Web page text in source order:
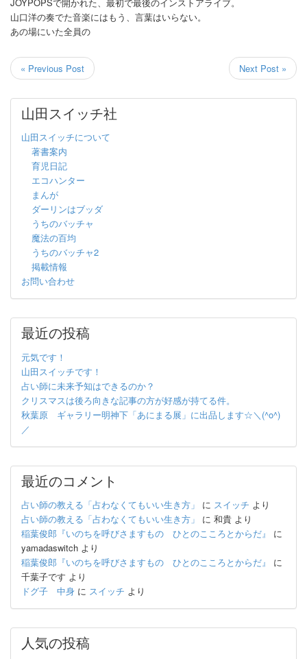
山口洋の奏でた音楽にはもう、言葉はいらない。
あの場にいた全員の
« Previous Post Next Post »
山田スイッチ社
山田スイッチについて
著書案内
育児日記
エコハンター
まんが
ダーリンはブッダ
うちのバッチャ
魔法の百均
うちのバッチャ2
掲載情報
お問い合わせ
最近の投稿
元気です！
山田スイッチです！
占い師に未来予知はできるのか？
クリスマスは後ろ向きな記事の方が好感が持てる件。
秋葉原 ギャラリー明神下「あにまる展」に出品します☆＼(^o^)
／
最近のコメント
占い師の教える「占わなくてもいい生き方」 に スイッチ より
占い師の教える「占わなくてもいい生き方」
に 和貴 より
稲葉俊郎『いのちを呼びさますもの ひとのこころとからだ』
に
yamadaswitch より
稲葉俊郎『いのちを呼びさますもの ひとのこころとからだ』
に
千葉子です より
ドグ子 中身 に スイッチ より
人気の投稿